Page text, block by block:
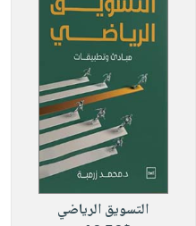
التسويق الرياضي